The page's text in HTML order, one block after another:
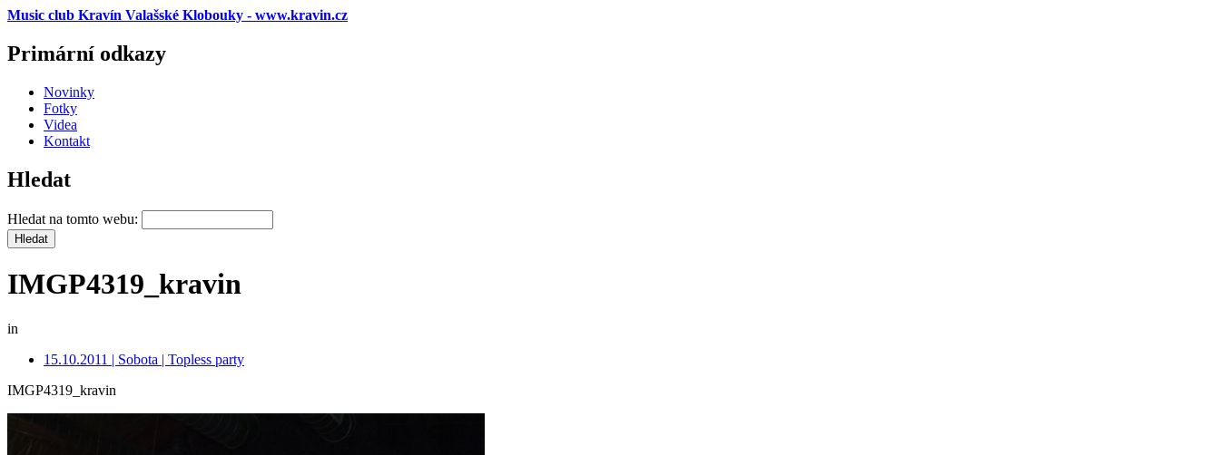
Music club Kravín Valašské Klobouky - www.kravin.cz
Primární odkazy
Novinky
Fotky
Videa
Kontakt
Hledat
Hledat na tomto webu:
IMGP4319_kravin
in
15.10.2011 | Sobota | Topless party
IMGP4319_kravin